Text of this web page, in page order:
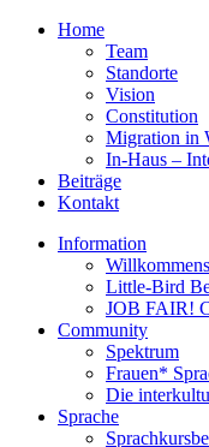
Home
Team
Standorte
Vision
Constitution
Migration in
In-Haus –
Beiträge
Kontakt
Information
Little-Bird
JOB FAIR!
Community
Spektrum
Frauen*
Die
Sprache